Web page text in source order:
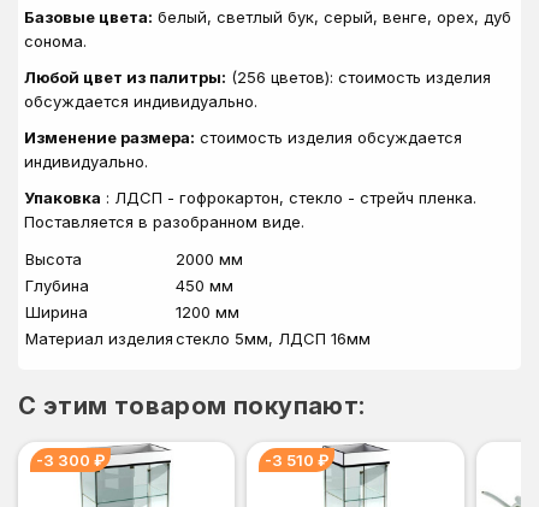
Базовые цвета: белый, светлый бук, серый, венге, орех, дуб
сонома.
Любой цвет из палитры: (256 цветов): стоимость изделия
обсуждается индивидуально.
Изменение размера: стоимость изделия обсуждается
индивидуально.
Упаковка : ЛДСП - гофрокартон, стекло - стрейч пленка.
Поставляется в разобранном виде.
Высота
2000 мм
Глубина
450 мм
Ширина
1200 мм
Материал изделиястекло 5мм, ЛДСП 16мм
C этим товаром покупают:
-3 300 ₽ -3 510 ₽